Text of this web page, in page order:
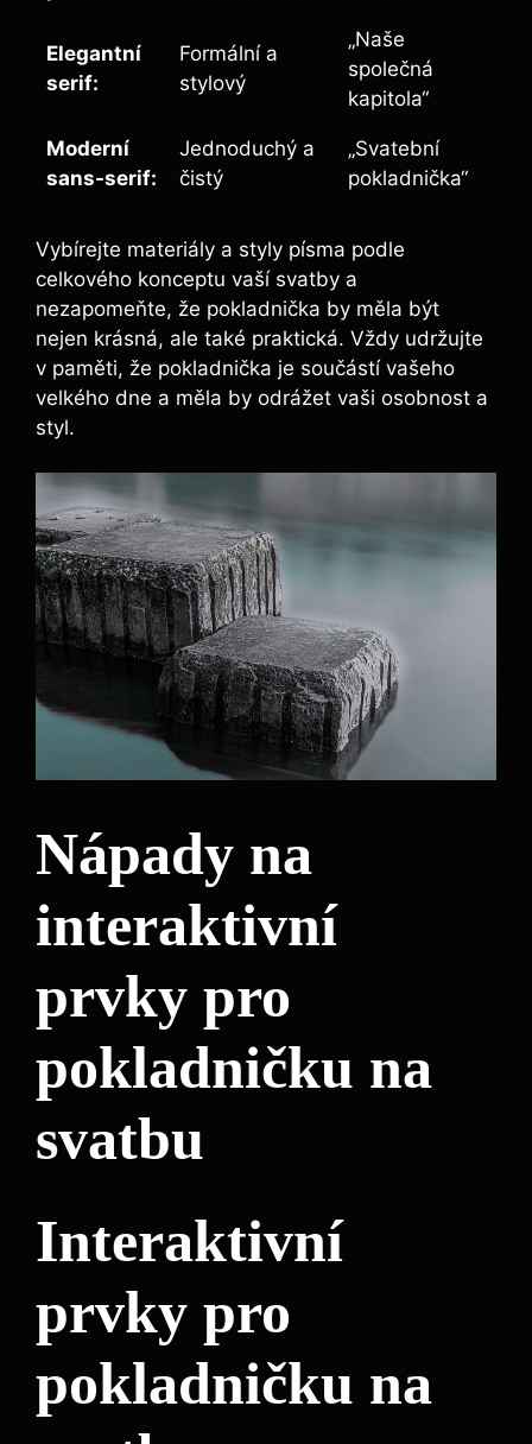
Elegantní
serif:
Formální a
stylový
„Naše
společná
kapitola“
Moderní
sans-serif:
Jednoduchý a
čistý
„Svatební
pokladnička“
Vybírejte materiály a styly písma podle
celkového konceptu vaší svatby a
nezapomeňte, že pokladnička by měla být
nejen krásná, ale také praktická. Vždy udržujte
v paměti, že pokladnička je součástí vašeho
velkého dne a měla by odrážet vaši osobnost a
styl.
Nápady na
interaktivní
prvky pro
pokladničku na
svatbu
Interaktivní
prvky pro
pokladničku na